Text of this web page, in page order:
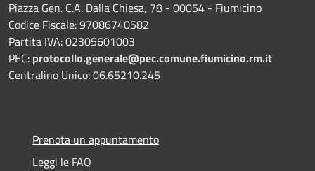
Piazza Gen. C.A. Dalla Chiesa, 78 - 00054 - Fiumicino
Codice Fiscale: 97086740582
Partita IVA: 02305601003
PEC: protocollo.generale@pec.comune.fiumicino.rm.it
Centralino Unico: 06.65210.245
Prenota un appuntamento
Leggi le FAQ